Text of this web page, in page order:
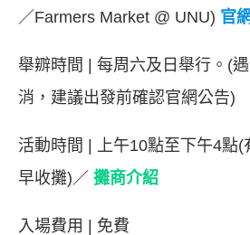
／Farmers Market @ UNU) 官
舉辧時間 | 每周六及日舉行。(
消，建議出發前確認官網公告)
活動時間 | 上午10點至下午4點(
早收攤)／ 攤商介紹
入場費用 | 免費